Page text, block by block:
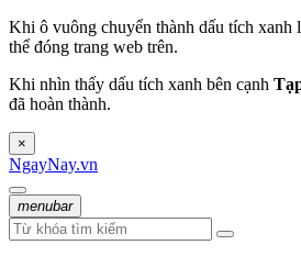
Khi ô vuông chuyển thành dấu tích xanh
thể đóng trang web trên.
Khi nhìn thấy dấu tích xanh bên cạnh
đã hoàn thành.
×
NgayNay.vn
menubar